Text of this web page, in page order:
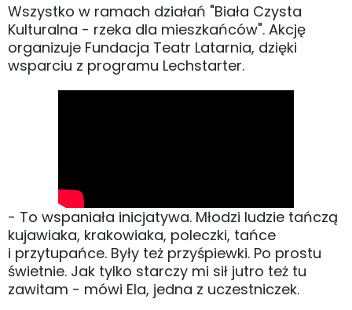
Wszystko w ramach działań "Biała Czysta
Kulturalna - rzeka dla mieszkańców". Akcję
organizuje Fundacja Teatr Latarnia, dzięki
wsparciu z programu Lechstarter.
- To wspaniała inicjatywa. Młodzi ludzie tańczą
kujawiaka, krakowiaka, poleczki, tańce
i przytupańce. Były też przyśpiewki. Po prostu
świetnie. Jak tylko starczy mi sił jutro też tu
zawitam - mówi Ela, jedna z uczestniczek.